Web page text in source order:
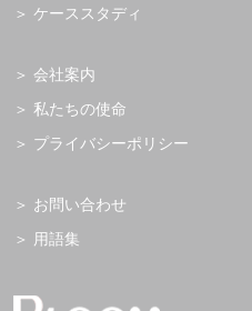
ケーススタディ
会社案内
私たちの使命
プライバシーポリシー
お問い合わせ
用語集